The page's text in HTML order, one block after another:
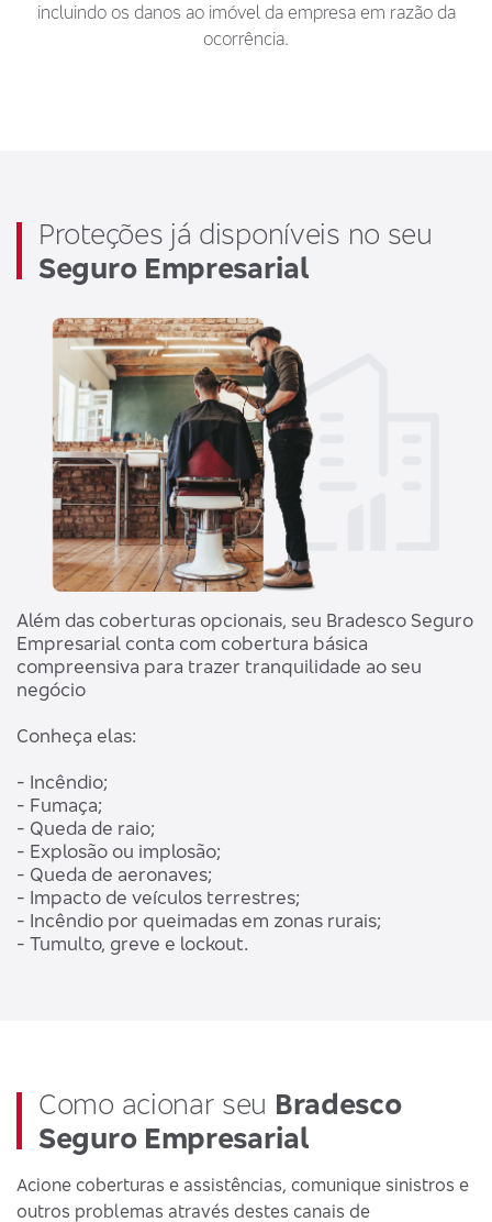
incluindo os danos ao imóvel da empresa em razão da
ocorrência.
Proteções já disponíveis no seu
Seguro Empresarial
Além das coberturas opcionais, seu Bradesco Seguro
Empresarial conta com cobertura básica
compreensiva para trazer tranquilidade ao seu
negócio
Conheça elas:
- Incêndio;
- Fumaça;
- Queda de raio;
- Explosão ou implosão;
- Queda de aeronaves;
- Impacto de veículos terrestres;
- Incêndio por queimadas em zonas rurais;
- Tumulto, greve e lockout.
Como acionar seu Bradesco
Seguro Empresarial
Acione coberturas e assistências, comunique sinistros e
outros problemas através destes canais de